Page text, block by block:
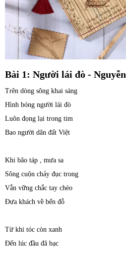
Bài 1: Người lái đò -
Trên dòng sông khai sáng
Hình bóng người lái đò
Luôn đọng lại trong tim
Bao người dân đất Việt
Khi bão táp , mưa sa
Sông cuộn chảy đục trong
Vẫn vững chắc tay chèo
Đưa khách về bến đỗ
Từ khi tóc còn xanh
Đến lúc đầu đã bạc